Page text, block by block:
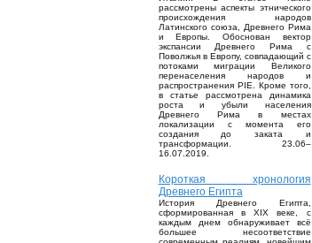
рассмотрены аспекты этнического
происхождения народов
Латинского союза, Древнего Рима
и Европы. Обоснован вектор
экспансии Древнего Рима с
Поволжья в Европу, совпадающий с
потоками миграции Великого
перенаселения народов и
распространения PIE. Кроме того,
в статье рассмотрена динамика
роста и убыли населения
Древнего Рима в местах
локализации с момента его
создания до заката и
трансформации. 23.06–
16.07.2019.
Короткая хронология
Древнего Египта
История Древнего Египта,
сформированная в XIX веке, с
каждым днем обнаруживает всё
большее несоответствие